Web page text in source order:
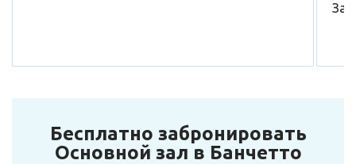
За
Бесплатно забронировать
Основной зал в Банчетто